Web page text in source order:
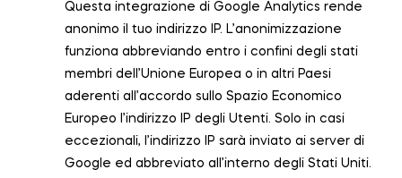
Questa integrazione di Google Analytics rende
anonimo il tuo indirizzo IP. L’anonimizzazione
funziona abbreviando entro i confini degli stati
membri dell’Unione Europea o in altri Paesi
aderenti all’accordo sullo Spazio Economico
Europeo l’indirizzo IP degli Utenti. Solo in casi
eccezionali, l’indirizzo IP sarà inviato ai server di
Google ed abbreviato all’interno degli Stati Uniti.